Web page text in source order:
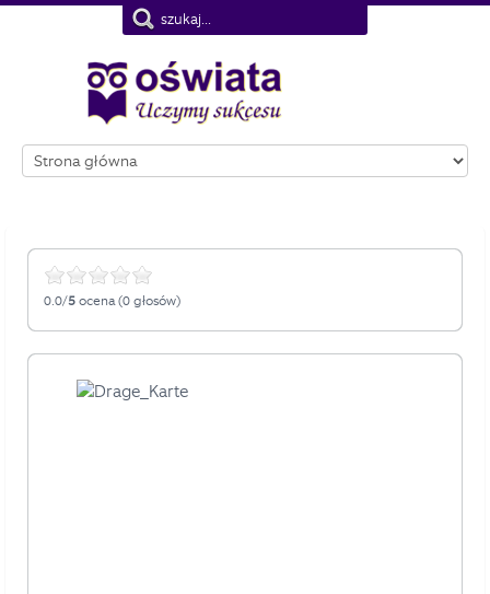
0.0/5ocena (0 głosów)
Nie pokazuj więcej tego komunikatu